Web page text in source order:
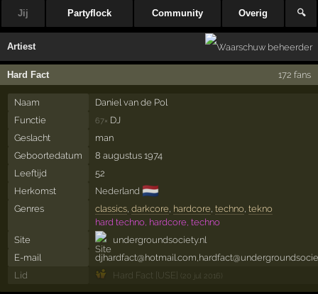
Jij Partyflock Community Overig 🔍
Artiest
Hard Fact 172 fans
Naam
Daniel van de Pol
Functie
67× DJ
Geslacht
man
Geboortedatum
8 augustus 1974
Leeftijd
52
Herkomst
Nederland 🇳🇱
Genres classics, darkcore hardcore techno, tekno
hard techno, hardcore, techno
Site
undergroundsociety.nl
E-mail
Lid
Hard Fact [USE] (20 jul 2016)